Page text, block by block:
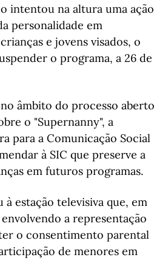
intentou na altura uma ação
personalidade em
e jovens visados, o
o programa, a 26 de
âmbito do processo aberto
o "Supernanny", a
para a Comunicação Social
à SIC que preserve a
em futuros programas.
à estação televisiva que, em
a representação
o consentimento parental
de menores em